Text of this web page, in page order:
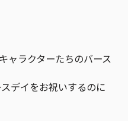
ャラクターたちのバース
デイをお祝いするのに